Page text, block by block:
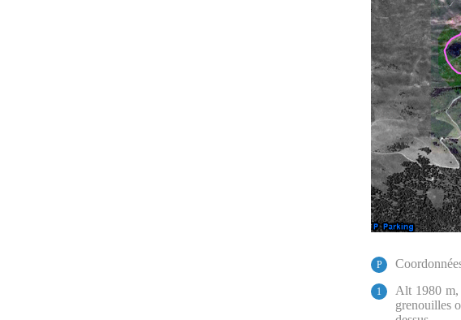
P
1
Alt 1980 m,
grenouilles